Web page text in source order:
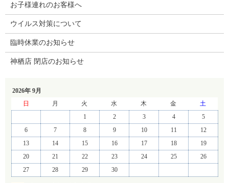
お子様連れのお客様へ
ウイルス対策について
臨時休業のお知らせ
神栖店 閉店のお知らせ
2026年 9月
日
月 火 水 木 金
土
1
2 3 4
5
6
7 8 9 10 11
12
13
14 15 16 17 18
19
20
21 22 23 24 25
26
27
28 29 30